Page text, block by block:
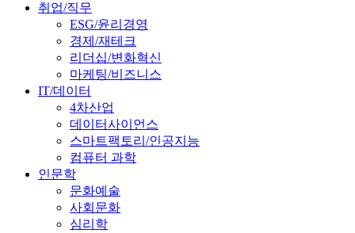
취업/직무
ESG/윤리경영
경제/재테크
리더십/변화혁신
마케팅/비즈니스
IT/데이터
4차산업
데이터사이언스
스마트팩토리/인공지능
컴퓨터 과학
인문학
문화예술
사회문화
심리학